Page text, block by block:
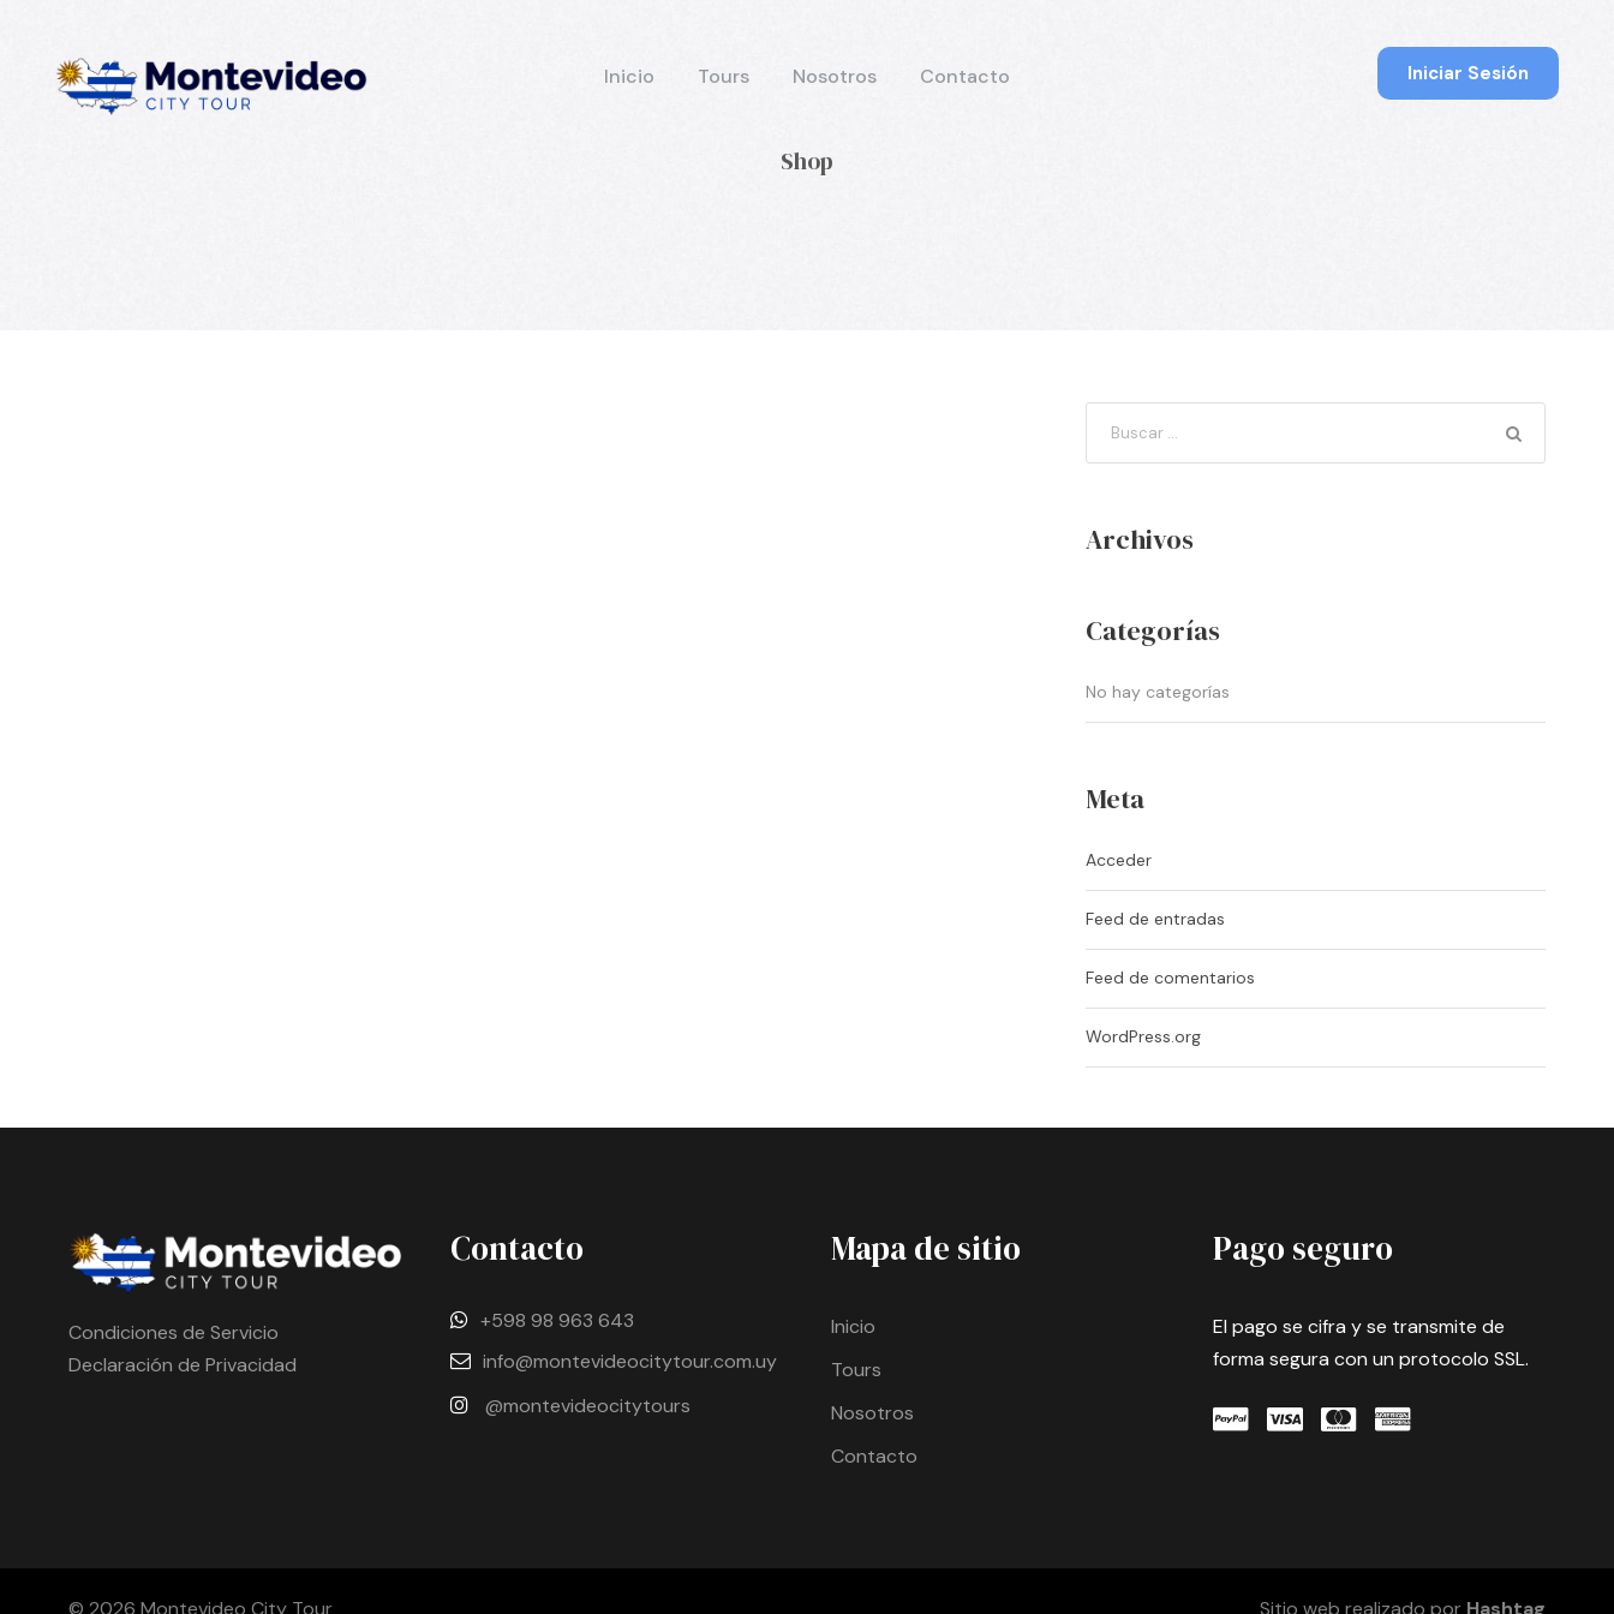
Inicio Tours Nosotros Contacto Iniciar Sesión
Shop
Archivos
Categorías
No hay categorías
Meta
Acceder
Feed de entradas
Feed de comentarios
WordPress.org
Condiciones de Servicio
Declaración de Privacidad
Contacto
+598 98 963 643
info@montevideocitytour.com.uy
@montevideocitytours
Mapa de sitio
Inicio
Tours
Nosotros
Contacto
Pago seguro
El pago se cifra y se transmite de
forma segura con un protocolo SSL.
© 2026 Montevideo City Tour Sitio web realizado por Hashtag